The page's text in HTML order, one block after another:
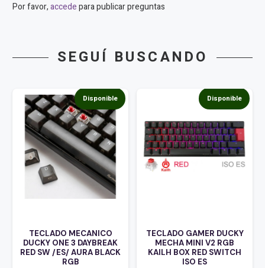
Por favor,accedepara publicar preguntas
SEGUÍ BUSCANDO
Disponible
TECLADO MECANICO
DUCKY ONE 3 DAYBREAK
RED SW /ES/ AURA BLACK
RGB
Disponible
TECLADO GAMER DUCKY
MECHA MINI V2 RGB
KAILH BOX RED SWITCH
ISO ES